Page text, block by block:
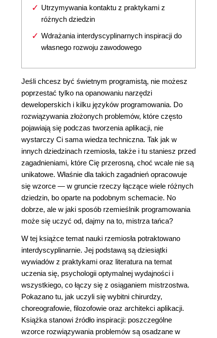
Utrzymywania kontaktu z praktykami z
różnych dziedzin
Wdrażania interdyscyplinarnych inspiracji do
własnego rozwoju zawodowego
Jeśli chcesz być świetnym programistą, nie możesz
poprzestać tylko na opanowaniu narzędzi
deweloperskich i kilku języków programowania. Do
rozwiązywania złożonych problemów, które często
pojawiają się podczas tworzenia aplikacji, nie
wystarczy Ci sama wiedza techniczna. Tak jak w
innych dziedzinach rzemiosła, także i tu staniesz przed
zagadnieniami, które Cię przerosną, choć wcale nie są
unikatowe. Właśnie dla takich zagadnień opracowuje
się wzorce — w gruncie rzeczy łączące wiele różnych
dziedzin, bo oparte na podobnym schemacie. No
dobrze, ale w jaki sposób rzemieślnik programowania
może się uczyć od, dajmy na to, mistrza tańca?
W tej książce temat nauki rzemiosła potraktowano
interdyscyplinarnie. Jej podstawą są dziesiątki
wywiadów z praktykami oraz literatura na temat
uczenia się, psychologii optymalnej wydajności i
wszystkiego, co łączy się z osiąganiem mistrzostwa.
Pokazano tu, jak uczyli się wybitni chirurdzy,
choreografowie, filozofowie oraz architekci aplikacji.
Książka stanowi źródło inspiracji: poszczególne
wzorce rozwiązywania problemów są osadzane w